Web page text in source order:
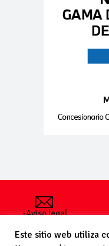
-Aviso legal
generales
Este sitio web utiliza